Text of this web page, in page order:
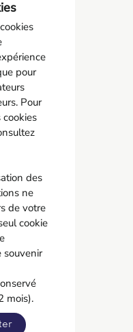
pour
Pour
des
ne
de votre
cookie
souvenir
mois).